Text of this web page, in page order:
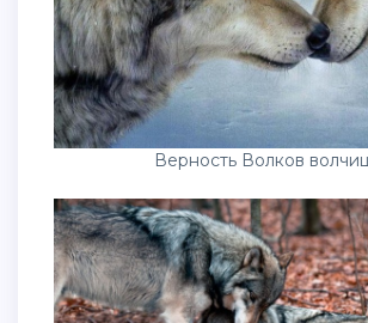
Верность Волков